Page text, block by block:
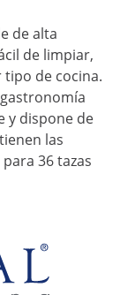
de alta
de limpiar,
de cocina.
y dispone de
las
36 tazas